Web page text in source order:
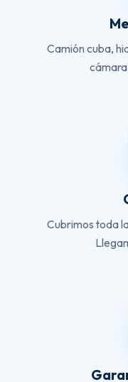
Camión cuba,
Cubrimos toda